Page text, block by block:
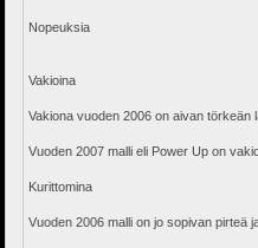
Nopeuksia
Vakioina
Vakiona vuoden 2006 on aivan törkeän
Vuoden 2007 malli eli Power Up on
Kurittomina
Vuoden 2006 malli on jo sopivan pirteä